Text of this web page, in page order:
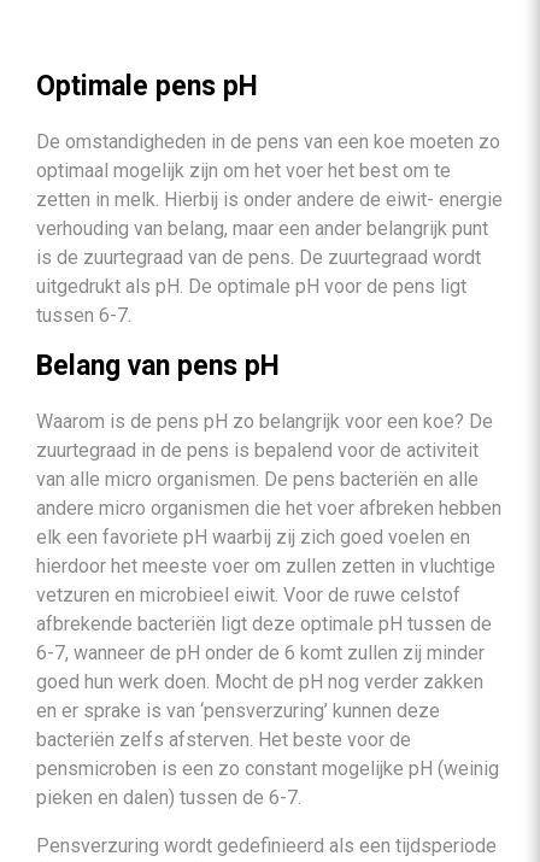
Optimale pens pH
De omstandigheden in de pens van een koe moeten zo
optimaal mogelijk zijn om het voer het best om te
zetten in melk. Hierbij is onder andere de eiwit- energie
verhouding van belang, maar een ander belangrijk punt
is de zuurtegraad van de pens. De zuurtegraad wordt
uitgedrukt als pH. De optimale pH voor de pens ligt
tussen 6-7.
Belang van pens pH
Waarom is de pens pH zo belangrijk voor een koe? De
zuurtegraad in de pens is bepalend voor de activiteit
van alle micro organismen. De pens bacteriën en alle
andere micro organismen die het voer afbreken hebben
elk een favoriete pH waarbij zij zich goed voelen en
hierdoor het meeste voer om zullen zetten in vluchtige
vetzuren en microbieel eiwit. Voor de ruwe celstof
afbrekende bacteriën ligt deze optimale pH tussen de
6-7, wanneer de pH onder de 6 komt zullen zij minder
goed hun werk doen. Mocht de pH nog verder zakken
en er sprake is van ‘pensverzuring’ kunnen deze
bacteriën zelfs afsterven. Het beste voor de
pensmicroben is een zo constant mogelijke pH (weinig
pieken en dalen) tussen de 6-7.
Pensverzuring wordt gedefinieerd als een tijdsperiode